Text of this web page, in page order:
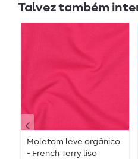
Talvez também
Moletom leve orgânico
- French Terry liso